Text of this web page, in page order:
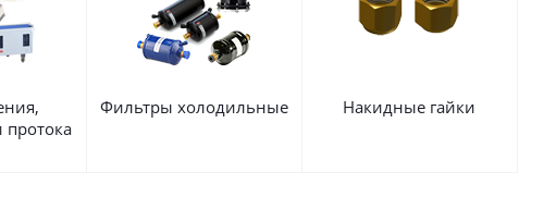
протока
Фильтры холодильные Накидные гайки